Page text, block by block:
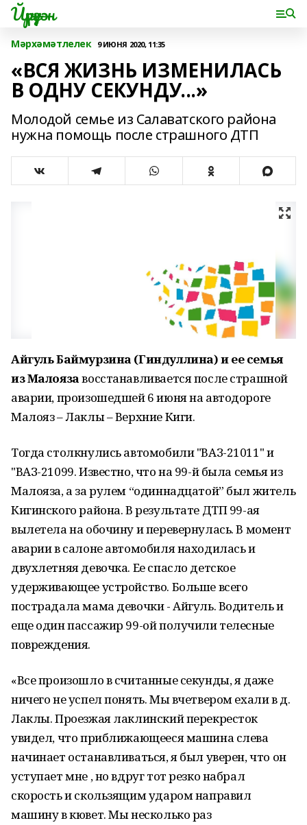
Йүрүҙән
Мәрхәмәтлелек 9 ИЮНЯ 2020, 11:35
«ВСЯ ЖИЗНЬ ИЗМЕНИЛАСЬ
В ОДНУ СЕКУНДУ...»
Молодой семье из Салаватского района
нужна помощь после страшного ДТП
Айгуль Баймурзина (Гиндуллина) и ее семья
из Малоязавосстанавливается после страшной
аварии, произошедшей 6 июня на автодороге
Малояз – Лаклы – Верхние Киги.
Тогда столкнулись автомобили "ВАЗ-21011" и
"ВАЗ-21099. Известно, что на 99-й была семья из
Малояза, а за рулем “одиннадцатой” был житель
Кигинского района. В результате ДТП 99-ая
вылетела на обочину и перевернулась. В момент
аварии в салоне автомобиля находилась и
двухлетняя девочка. Ее спасло детское
удерживающее устройство. Больше всего
пострадала мама девочки - Айгуль. Водитель и
еще один пассажир 99-ой получили телесные
повреждения.
«Все произошло в считанные секунды, я даже
ничего не успел понять. Мы вчетвером ехали в д.
Лаклы. Проезжая лаклинский перекресток
увидел, что приближающееся машина слева
начинает останавливаться, я был уверен, что он
уступает мне , но вдруг тот резко набрал
скорость и скользящим ударом направил
машину в кювет. Мы несколько раз